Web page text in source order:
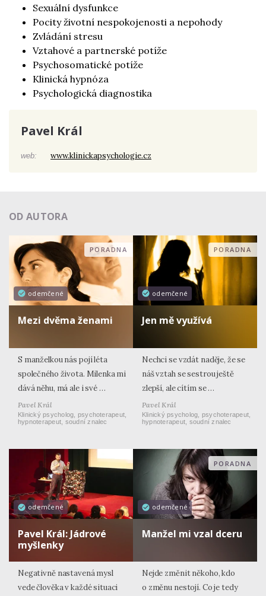
Sexuální dysfunkce
Pocity životní nespokojenosti a nepohody
Zvládání stresu
Vztahové a partnerské potíže
Psychosomatické potíže
Klinická hypnóza
Psychologická diagnostika
Pavel Král
web: www.klinickapsychologie.cz
OD AUTORA
odemčené
PORADNA
Mezi dvěma ženami
S manželkou nás pojí léta
společného života. Milenka mi
dává něhu, má ale i své …
Pavel Král
Klinický psycholog, psychoterapeut,
hypnoterapeut, soudní znalec
odemčené
PORADNA
Jen mě využívá
Nechci se vzdát naděje, že se
náš vztah se sestrou ještě
zlepší, ale cítím se …
Pavel Král
Klinický psycholog, psychoterapeut,
hypnoterapeut, soudní znalec
odemčené
Pavel Král: Jádrové
myšlenky
Negativně nastavená mysl
vede člověka v každé situaci
odemčené
PORADNA
Manžel mi vzal dceru
Nejde změnit někoho, kdo
o změnu nestojí. Co je tedy